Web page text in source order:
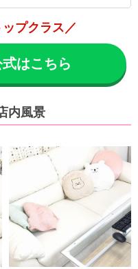
プクラス／
はこちら
内風景